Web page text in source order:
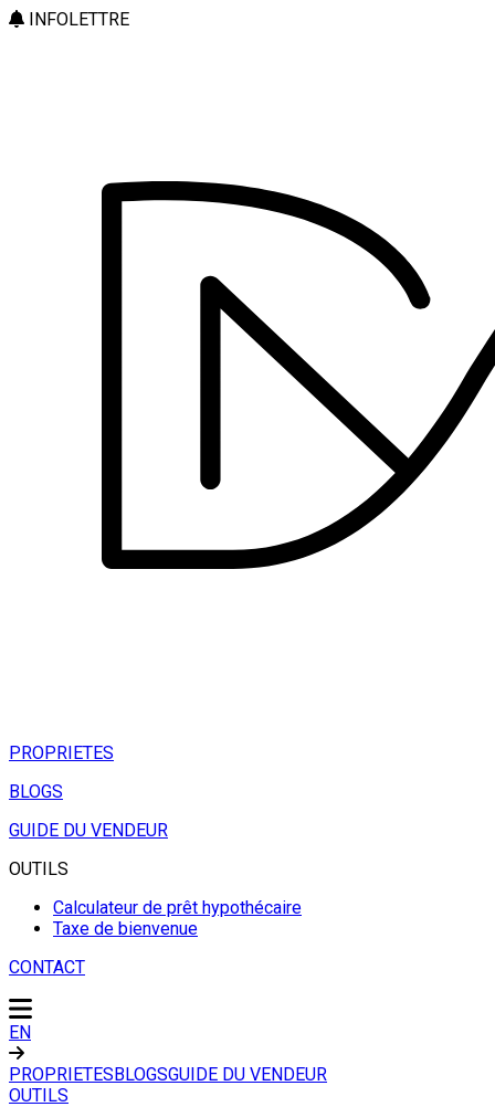
INFOLETTRE
PROPRIETES
BLOGS
GUIDE DU VENDEUR
OUTILS
Calculateur de prêt hypothécaire
Taxe de bienvenue
CONTACT
EN
PROPRIETESBLOGSGUIDE DU VENDEUR
OUTILS